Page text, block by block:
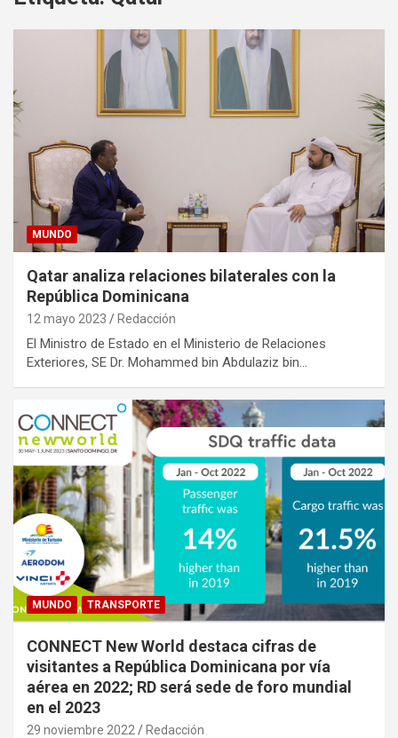
MUNDO
Qatar analiza relaciones bilaterales con la
República Dominicana
12 mayo 2023 Redacción
El Ministro de Estado en el Ministerio de Relaciones
Exteriores, SE Dr. Mohammed bin Abdulaziz bin…
MUNDO TRANSPORTE
CONNECT New World destaca cifras de
visitantes a República Dominicana por vía
aérea en 2022; RD será sede de foro mundial
en el 2023
29 noviembre 2022 Redacción